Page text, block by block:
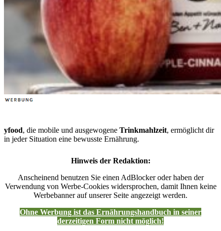
yfood, die mobile und ausgewogene Trinkmahlzeit, ermöglicht dir
in jeder Situation eine bewusste Ernährung.
Hinweis der Redaktion:
Anscheinend benutzen Sie einen AdBlocker oder haben der
Verwendung von Werbe-Cookies widersprochen, damit Ihnen keine
Werbebanner auf unserer Seite angezeigt werden.
Ohne Werbung ist das Ernährungshandbuch in seiner
derzeitigen Form nicht möglich!